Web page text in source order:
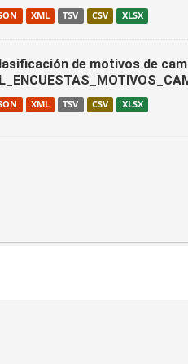
XML TSV CSV XLSX
de motivos de
XML TSV CSV XLSX